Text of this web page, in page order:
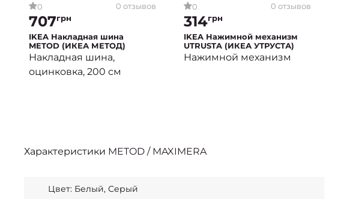
0 0 отзывов
707грн
IKEA Накладная шина
METOD (ИКЕА МЕТОД)
Накладная шина,
оцинковка, 200 см
0 0 отзывов
314грн
IKEA Нажимной механизм
UTRUSTA (ИКЕА УТРУСТА)
Нажимной механизм
Характеристики METOD / MAXIMERA
Цвет: Белый, Серый